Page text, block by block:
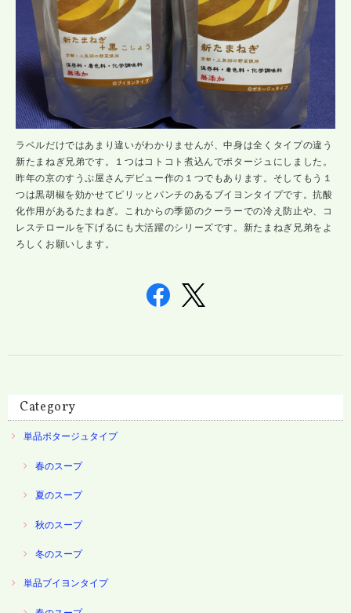
ラベルだけではあまり違いがわかりませんが、中身は全くタイプの違う
新たまねぎ兄弟です。１つはコトコト煮込んでポタージュにしました。
昨年の京のすうぷ屋さんデビュー作の１つでもあります。そしてもう１
つは黒胡椒を効かせてピリッとパンチのあるブイヨンタイプです。抗酸
化作用があるたまねぎ。これからの季節のクーラーでの冷え防止や、コ
レステロールを下げるにも大活躍のシリーズです。新たまねぎ兄弟をよ
ろしくお願いします。
Category
単品ポタージュタイプ
春のスープ
夏のスープ
秋のスープ
冬のスープ
単品ブイヨンタイプ